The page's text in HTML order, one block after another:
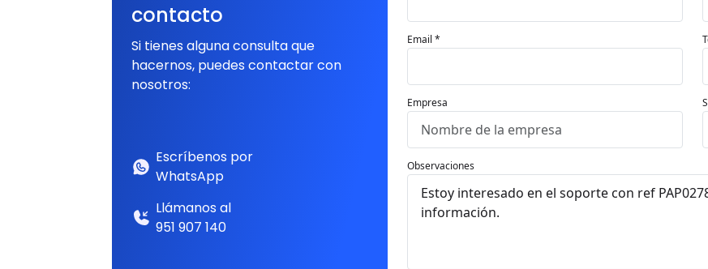
contacto
Si tienes alguna consulta que
hacernos, puedes contactar con
nosotros:
Escríbenos por
WhatsApp
Llámanos al
951 907 140
Email *
Empresa
Observaciones